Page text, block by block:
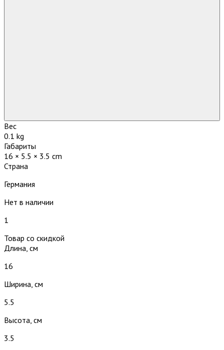
Вес
0.1 kg
Габариты
16 × 5.5 × 3.5 cm
Страна
Германия
Нет в наличии
1
Товар со скидкой
Длина, см
16
Ширина, см
5.5
Высота, см
3.5